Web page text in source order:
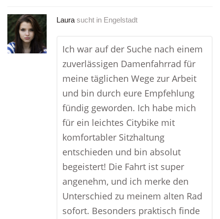
Laura sucht in Engelstadt
Ich war auf der Suche nach einem
zuverlässigen Damenfahrrad für
meine täglichen Wege zur Arbeit
und bin durch eure Empfehlung
fündig geworden. Ich habe mich
für ein leichtes Citybike mit
komfortabler Sitzhaltung
entschieden und bin absolut
begeistert! Die Fahrt ist super
angenehm, und ich merke den
Unterschied zu meinem alten Rad
sofort. Besonders praktisch finde